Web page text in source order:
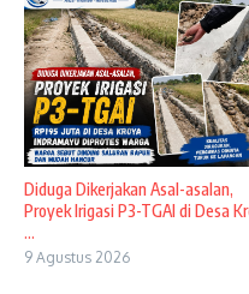
Diduga Dikerjakan Asal-asalan,
Proyek Irigasi P3-TGAI di Desa
...
9 Agustus 2026